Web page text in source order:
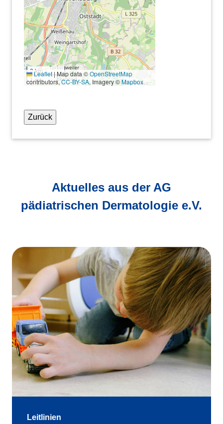
2 km
1 mi
Leaflet|Map data ©OpenStreetMap
contributors,CC-BY-SA, Imagery ©Mapbox
Zurück
Aktuelles aus der AG
pädiatrischen Dermatologie e.V.
Leitlinien